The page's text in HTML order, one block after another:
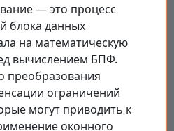
— это процесс
блока данных
на математическую
вычислением БПФ.
преобразования
ограничений
могут приводить к
оконного